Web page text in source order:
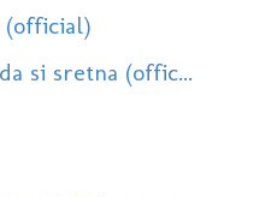
(official)
si sretna (offic...